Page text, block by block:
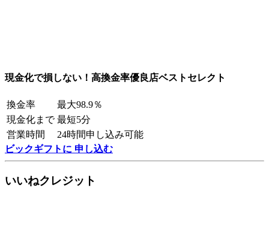
現金化で損しない！高換金率優良店ベストセレクト
換金率
最大98.9％
現金化まで 最短5分
営業時間
24時間申し込み可能
ビックギフトに 申し込む
いいねクレジット